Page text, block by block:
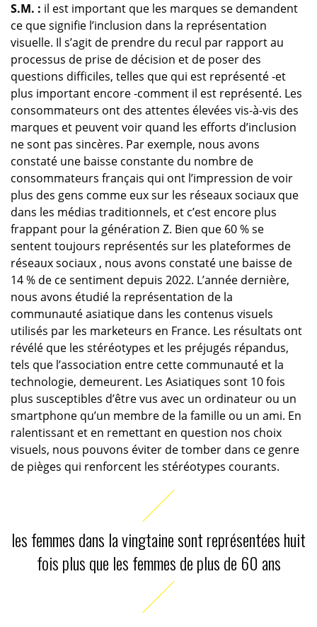
S.M. : il est important que les marques se demandent
ce que signifie l’inclusion dans la représentation
visuelle. Il s’agit de prendre du recul par rapport au
processus de prise de décision et de poser des
questions difficiles, telles que qui est représenté -et
plus important encore -comment il est représenté. Les
consommateurs ont des attentes élevées vis-à-vis des
marques et peuvent voir quand les efforts d’inclusion
ne sont pas sincères. Par exemple, nous avons
constaté une baisse constante du nombre de
consommateurs français qui ont l’impression de voir
plus des gens comme eux sur les réseaux sociaux que
dans les médias traditionnels, et c’est encore plus
frappant pour la génération Z. Bien que 60 % se
sentent toujours représentés sur les plateformes de
réseaux sociaux , nous avons constaté une baisse de
14 % de ce sentiment depuis 2022. L’année dernière,
nous avons étudié la représentation de la
communauté asiatique dans les contenus visuels
utilisés par les marketeurs en France. Les résultats ont
révélé que les stéréotypes et les préjugés répandus,
tels que l’association entre cette communauté et la
technologie, demeurent. Les Asiatiques sont 10 fois
plus susceptibles d’être vus avec un ordinateur ou un
smartphone qu’un membre de la famille ou un ami. En
ralentissant et en remettant en question nos choix
visuels, nous pouvons éviter de tomber dans ce genre
de pièges qui renforcent les stéréotypes courants.
les femmes dans la vingtaine sont représentées huit
fois plus que les femmes de plus de 60 ans